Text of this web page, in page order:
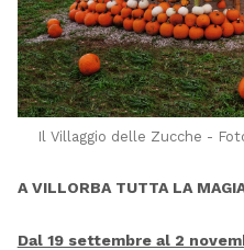
Il Villaggio delle Zucche -
A VILLORBA TUTTA LA
Dal 19 settembre al 2